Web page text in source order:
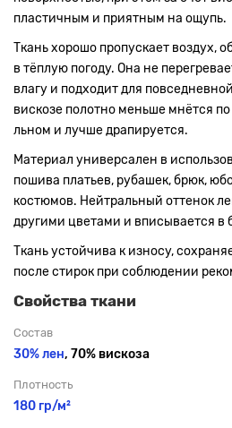
пластичным и приятным на ощупь.
Ткань хорошо пропускает воздух,
в тёплую погоду. Она не
влагу и подходит для
вискозе полотно меньше мнётся
льном и лучше драпируется.
Материал универсален в
пошива платьев, рубашек, брюк,
костюмов. Нейтральный оттенок
другими цветами и вписывается в
Ткань устойчива к износу,
после стирок при соблюдении
Свойства ткани
Состав
30% лен, 70% вискоза
Плотность
180 гр/м²